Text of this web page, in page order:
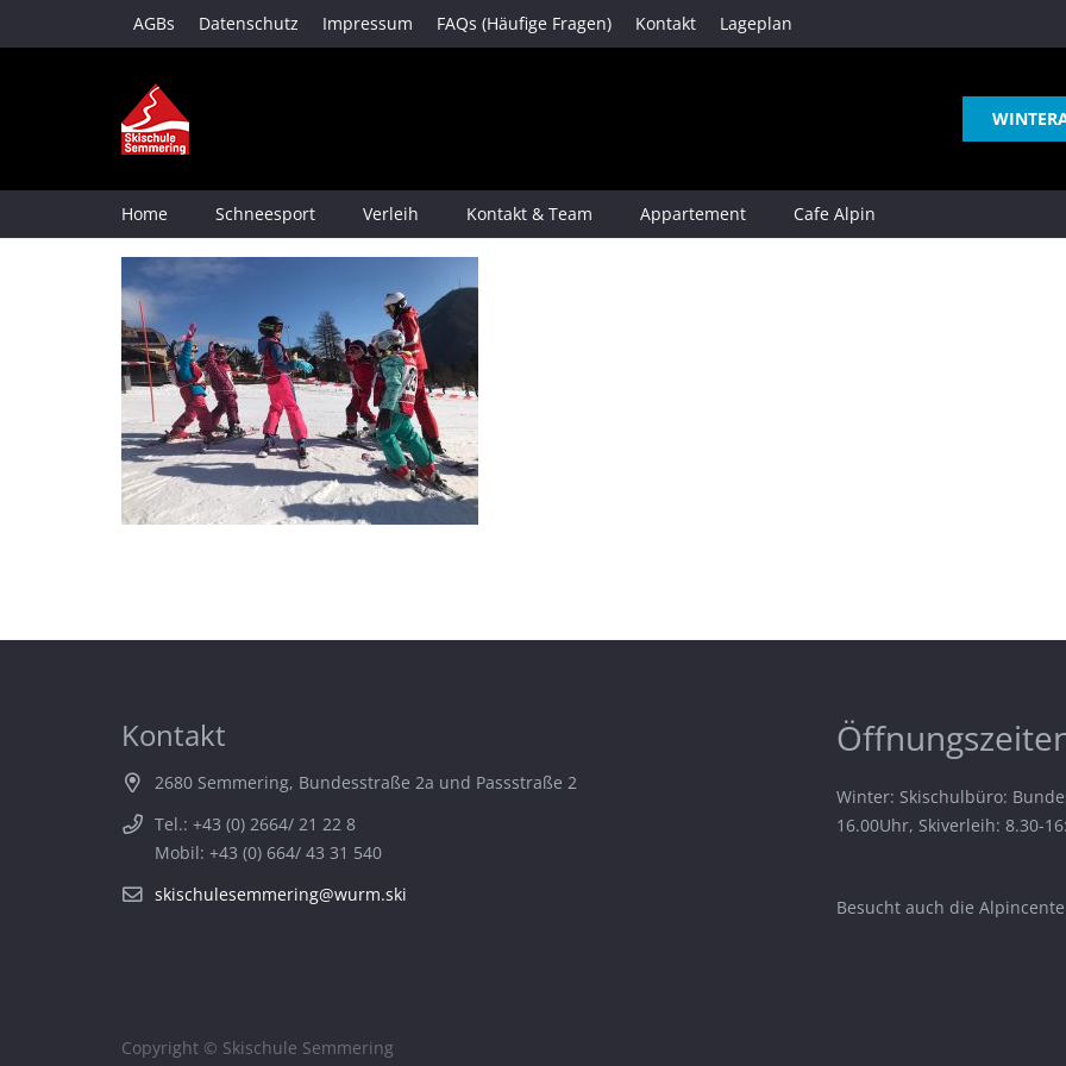
AGBs Datenschutz Impressum FAQs (Häufige Fragen) Kontakt Lageplan
Home Schneesport Verleih Kontakt & Team Appartement Cafe Alpin
Kontakt
2680 Semmering, Bundesstraße 2a und Passstraße 2
Tel.: +43 (0) 2664/ 21 22 8
Mobil: +43 (0) 664/ 43 31 540
skischulesemmering@wurm.ski
Winter: Skischulbüro:
16.00Uhr, Skiverleih: 8.30-
Besucht auch die
Copyright © Skischule Semmering